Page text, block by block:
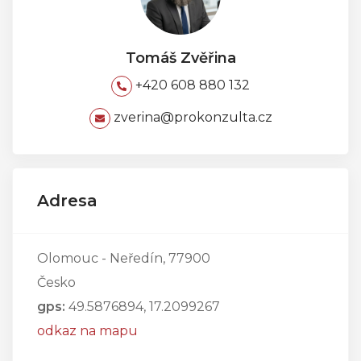
Tomáš Zvěřina
+420 608 880 132
zverina@prokonzulta.cz
Adresa
Olomouc - Neředín, 77900
Česko
gps: 49.5876894, 17.2099267
odkaz na mapu